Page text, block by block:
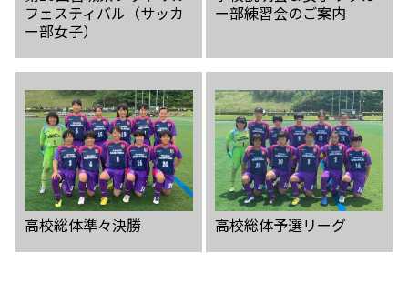
フェスティバル（サッカ
ー部女子）
ー部練習会のご案内
高校総体準々決勝 高校総体予選リーグ